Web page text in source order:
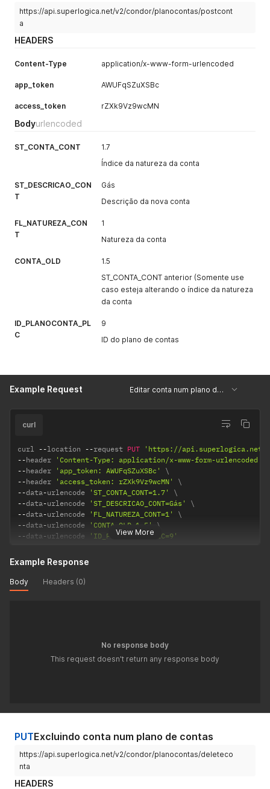
https://api.superlogica.net/v2/condor/planocontas/postcont
a
HEADERS
Content-Type application/x-www-form-urlencoded
app_token AWUFqSZuXSBc
access_token rZXk9Vz9wcMN
Bodyurlencoded
ST_CONTA_CONT
1.7
Índice da natureza da conta
ST_DESCRICAO_CON
T
Gás
Descrição da nova conta
FL_NATUREZA_CON
T
1
Natureza da conta
CONTA_OLD
1.5
ST_CONTA_CONT anterior (Somente use
caso esteja alterando o índice da natureza
da conta
ID_PLANOCONTA_PL
C
9
ID do plano de contas
Example Request Editar conta num plano de contas
View More
curl
curl --location --request PUT
'https://api.superlogica.net/
--header
'Content-Type: application/x-www-form-urlencoded'
--header 'app_token: AWUFqSZuXSBc'
--header 'access_token: rZXk9Vz9wcMN'
--data-urlencode 'ST_CONTA_CONT=1.7'
--data-urlencode 'ST_DESCRICAO_CONT=Gás'
--data-urlencode 'FL_NATUREZA_CONT=1'
--data-urlencode 'CONTA_OLD=1.5'
--data -urlencode 'ID_PLANOCONTA_PLC=9'
Example Response
Body Headers (0)
No response body
This request doesn't return any response body
PUTExcluindo conta num plano de contas
https://api.superlogica.net/v2/condor/planocontas/deleteco
nta
HEADERS